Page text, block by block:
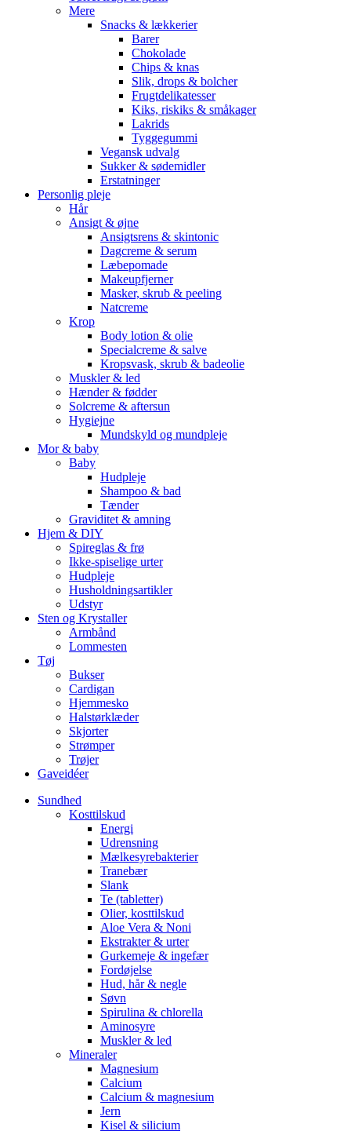
Mere
Snacks & lækkerier
Barer
Chokolade
Chips & knas
Slik, drops & bolcher
Frugtdelikatesser
Kiks, riskiks & småkager
Lakrids
Tyggegummi
Vegansk udvalg
Sukker & sødemidler
Erstatninger
Personlig pleje
Hår
Ansigt & øjne
Ansigtsrens & skintonic
Dagcreme & serum
Læbepomade
Makeupfjerner
Masker, skrub & peeling
Natcreme
Krop
Body lotion & olie
Specialcreme & salve
Kropsvask, skrub & badeolie
Muskler & led
Hænder & fødder
Solcreme & aftersun
Hygiejne
Mundskyld og mundpleje
Mor & baby
Baby
Hudpleje
Shampoo & bad
Tænder
Graviditet & amning
Hjem & DIY
Spireglas & frø
Ikke-spiselige urter
Hudpleje
Husholdningsartikler
Udstyr
Sten og Krystaller
Armbånd
Lommesten
Tøj
Bukser
Cardigan
Hjemmesko
Halstørklæder
Skjorter
Strømper
Trøjer
Gaveidéer
Sundhed
Kosttilskud
Energi
Udrensning
Mælkesyrebakterier
Tranebær
Slank
Te (tabletter)
Olier, kosttilskud
Aloe Vera & Noni
Ekstrakter & urter
Gurkemeje & ingefær
Fordøjelse
Hud, hår & negle
Søvn
Spirulina & chlorella
Aminosyre
Muskler & led
Mineraler
Magnesium
Calcium
Calcium & magnesium
Jern
Kisel & silicium